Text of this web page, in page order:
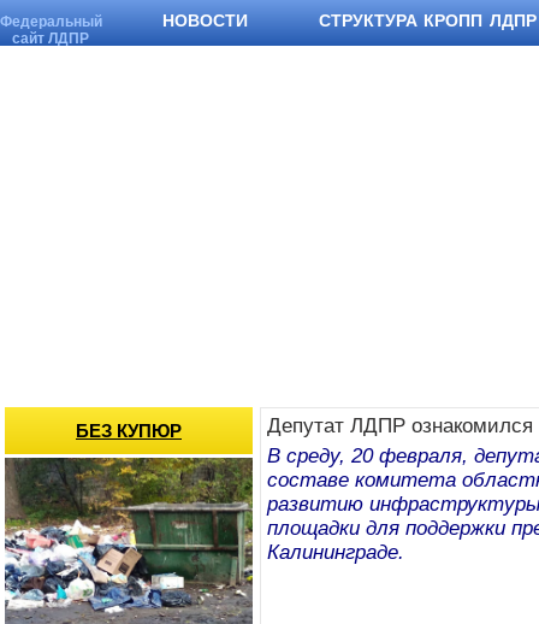
Федеральный
сайт ЛДПР
НОВОСТИ СТРУКТУРА КРОПП ЛДПР
Депутат ЛДПР ознакомился
В среду, 20 февраля,
составе комитета
развитию
площадки для поддержки
Калининграде.
БЕЗ КУПЮР